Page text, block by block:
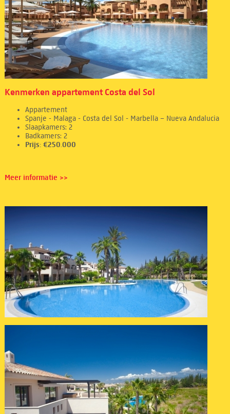
Kenmerken appartement Costa del Sol
Appartement
Spanje - Malaga - Costa del Sol - Marbella – Nueva Andalucia
Slaapkamers: 2
Badkamers: 2
Prijs: €250.000
Meer informatie >>